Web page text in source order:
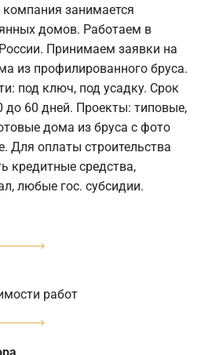
занимается
домов. Работаем в
Принимаем заявки на
из профилированного бруса.
под ключ, под усадку. Срок
до 60 дней. Проекты: типовые,
дома из бруса с фото
Для оплаты строительства
кредитные средства,
любые гос. субсидии.
работ